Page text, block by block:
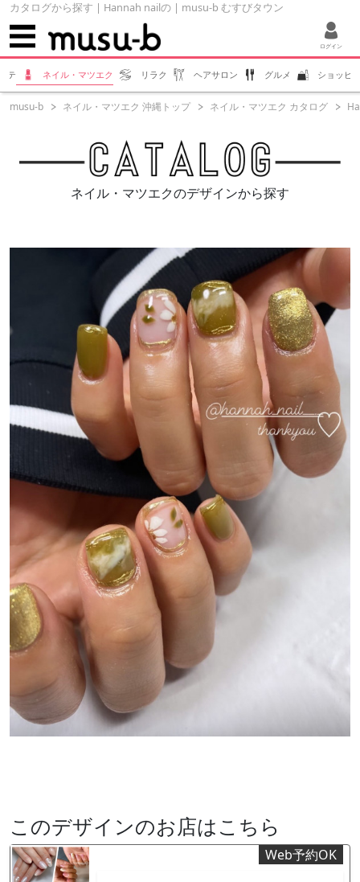
カタログから探す | Hannah nailの | musu-b むすびタウン
ログイン
テ ネイル・マツエク リラク ヘアサロン グルメ ショッピ
musu-b ネイル・マツエク 沖縄トップ ネイル・マツエク カタログ
ネイル・マツエクのデザインから探す
このデザインのお店はこちら
Web予約OK